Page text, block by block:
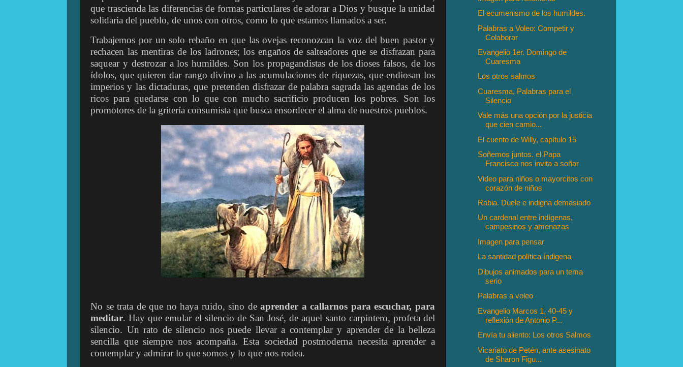
que trascienda las diferencias de formas particulares de adorar a Dios y busque la unidad
solidaria del pueblo, de unos con otros, como lo que estamos llamados a ser.
Trabajemos por un solo rebaño en que las ovejas reconozcan la voz del buen pastor y
rechacen las mentiras de los ladrones; los engaños de salteadores que se disfrazan para
saquear y destrozar a los humildes. Son los propagandistas de los dioses falsos, de los
ídolos, que quieren dar rango divino a las acumulaciones de riquezas, que endiosan los
imperios y las dictaduras, que pretenden disfrazar de palabra sagrada las agendas de los
ricos para quedarse con lo que con mucho sacrificio producen los pobres. Son los
promotores de la gritería consumista que busca ensordecer el alma de nuestros pueblos.
No se trata de que no haya ruido, sino deaprender a callarnos para escuchar, para
meditar. Hay que emular el silencio de San José, de aquel santo carpintero, profeta del
silencio. Un rato de silencio nos puede llevar a contemplar y aprender de la belleza
sencilla que siempre nos acompaña. Esta sociedad postmoderna necesita aprender a
contemplar y admirar lo que somos y lo que nos rodea.
El ecumenismo de los humildes.
Palabras a Voleo: Competir y
Colaborar
Evangelio 1er. Domingo de
Cuaresma
Los otros salmos
Cuaresma, Palabras para el
Silencio
Vale más una opción por la justicia
que cien camio...
El cuento de Willy, capítulo 15
Soñemos juntos. el Papa
Francisco nos invita a soñar
Video para niños o mayorcitos con
corazón de niños
Rabia. Duele e indigna demasiado
Un cardenal entre indígenas,
campesinos y amenazas
Imagen para pensar
La santidad política índigena
Dibujos animados para un tema
serio
Palabras a voleo
Evangelio Marcos 1, 40-45 y
reflexión de Antonio P...
Envía tu aliento: Los otros Salmos
Vicariato de Petén, ante asesinato
de Sharon Figu...